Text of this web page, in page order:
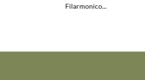
Filarmonico...